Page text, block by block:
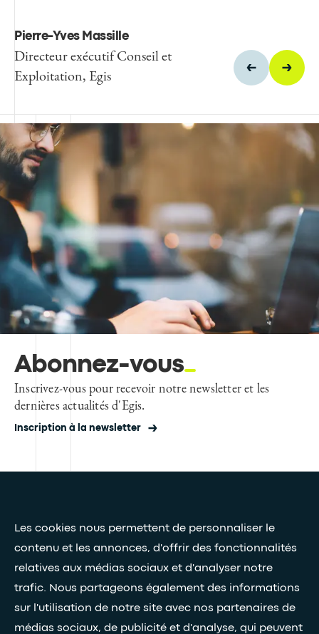
Les cookies nous permettent de personnaliser le
contenu et les annonces, d'offrir des fonctionnalités
relatives aux médias sociaux et d'analyser notre
trafic. Nous partageons également des informations
sur l'utilisation de notre site avec nos partenaires de
médias sociaux, de publicité et d'analyse, qui peuvent
Pierre-Yves Massille
Directeur exécutif Conseil et
Exploitation, Egis
Abonnez-vous
Inscrivez-vous pour recevoir notre newsletter et les
dernières actualités d'Egis.
Inscription à la newsletter
Nos livres blancs
Inscription à la newsletter